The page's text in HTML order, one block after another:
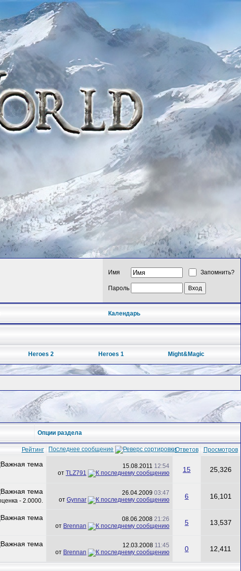
Имя Запомнить?
Пароль
Календарь
Heroes 2 Heroes 1 Might&Magic
Опции раздела
Рейтинг Последнее сообщение Ответов Просмотров
15.08.2011 12:54
от TLZ791 15 25,326
26.04.2009 03:47
от Gynnar 6 16,101
08.06.2008 21:26
от Brennan 5 13,537
12.03.2008 11:45
от Brennan 0 12,411